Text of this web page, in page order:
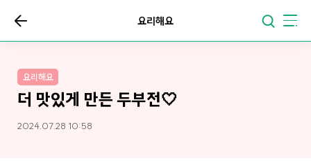
요리해요
요리해요
더 맛있게 만든 두부전🤍
2024.07.28 10:58